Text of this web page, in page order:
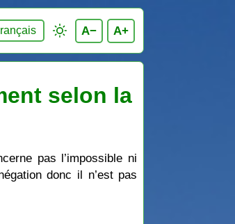
A− A+
selon la
pas l’impossible ni
donc il n’est pas